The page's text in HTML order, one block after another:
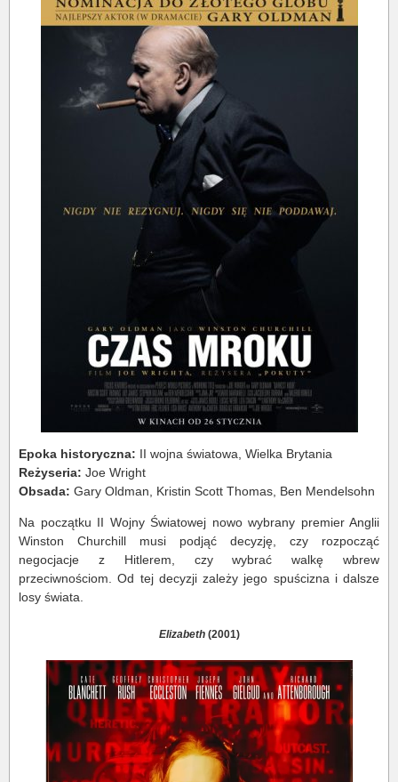
Epoka historyczna: II wojna światowa, Wielka Brytania
Reżyseria: Joe Wright
Obsada: Gary Oldman, Kristin Scott Thomas, Ben Mendelsohn
Na początku II Wojny Światowej nowo wybrany premier Anglii
Winston Churchill musi podjąć decyzję, czy rozpocząć
negocjacje z Hitlerem, czy wybrać walkę wbrew
przeciwnościom. Od tej decyzji zależy jego spuścizna i dalsze
losy świata.
Elizabeth(2001)